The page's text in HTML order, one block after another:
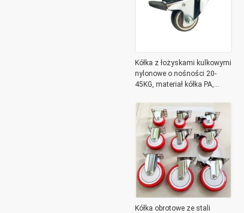
Kółka z łożyskami kulkowymi
nylonowe o nośności 20-
45KG, materiał kółka PA,
sprzętu przemysłowego
Kółka obrotowe ze stali